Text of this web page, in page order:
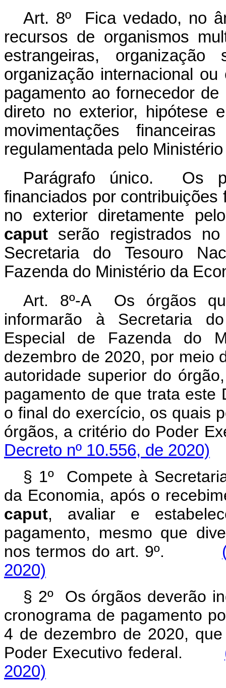
Art. 8º Fica vedado, no
recursos de organismos
estrangeiras,
organização internacional
pagamento ao fornecedor
direto no exterior, hipótese
movimentações
regulamentada pelo
Parágrafo único. Os
financiados por
no exterior diretamente
caput serão registrados
Secretaria do Tesouro
Fazenda do Ministério da
Art. 8º-A Os órgãos
informarão à Secretaria
Especial de Fazenda do
dezembro de 2020, por meio
autoridade superior do
pagamento de que trata este
o final do exercício, os quais
órgãos, a critério do
Decreto nº 10.556, de 2020)
§ 1º Compete à
da Economia, após o
caput, avaliar e
pagamento, mesmo que
nos termos do art. 9º.
2020)
§ 2º Os órgãos deverão
cronograma de pagamento
4 de dezembro de 2020,
Poder Executivo federal.
2020)